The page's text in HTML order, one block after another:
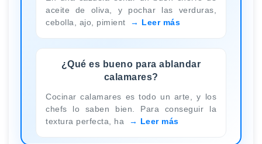
aceite de oliva, y pochar las verduras,
cebolla, ajo, pimient
Leer más
¿Qué es bueno para ablandar
calamares?
Cocinar calamares es todo un arte, y los
chefs lo saben bien. Para conseguir la
textura perfecta, ha
Leer más